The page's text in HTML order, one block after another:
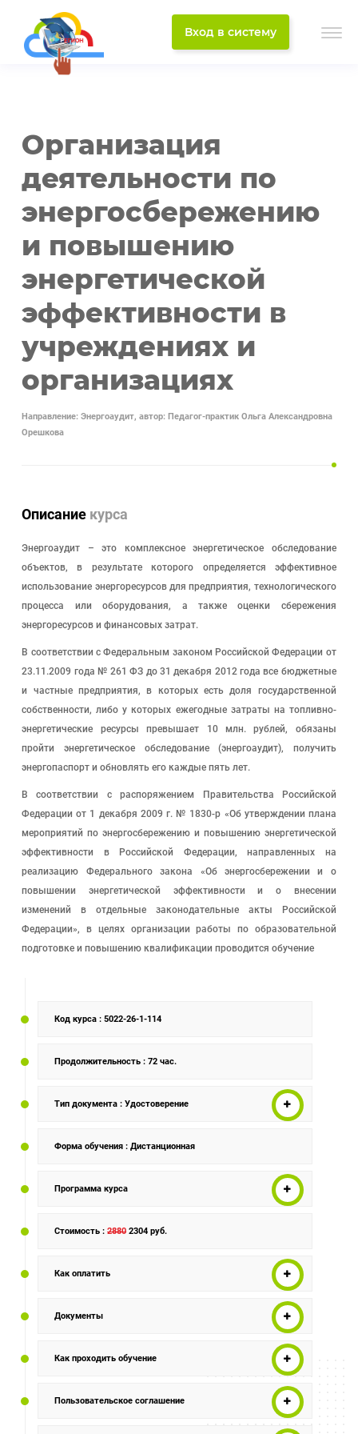
Вход в систему
Организация
деятельности по
энергосбережению
и повышению
энергетической
эффективности в
учреждениях и
организациях
Направление: Энергоаудит, автор: Педагог-практик Ольга Александровна
Орешкова
Описание курса
Энергоаудит – это комплексное энергетическое обследование
объектов, в результате которого определяется эффективное
использование энергоресурсов для предприятия, технологического
процесса или оборудования, а также оценки сбережения
энергоресурсов и финансовых затрат.
В соответствии с Федеральным законом Российской Федерации от
23.11.2009 года № 261 ФЗ до 31 декабря 2012 года все бюджетные
и частные предприятия, в которых есть доля государственной
собственности, либо у которых ежегодные затраты на топливно-
энергетические ресурсы превышает 10 млн. рублей, обязаны
пройти энергетическое обследование (энергоаудит), получить
энергопаспорт и обновлять его каждые пять лет.
В соответствии с распоряжением Правительства Российской
Федерации от 1 декабря 2009 г. № 1830-р «Об утверждении плана
мероприятий по энергосбережению и повышению энергетической
эффективности в Российской Федерации, направленных на
реализацию Федерального закона «Об энергосбережении и о
повышении энергетической эффективности и о внесении
изменений в отдельные законодательные акты Российской
Федерации», в целях организации работы по образовательной
подготовке и повышению квалификации проводится обучение
Код курса: 5022-26-1-114
Продолжительность: 72 час.
Тип документа: Удостоверение
Форма обучения: Дистанционная
Программа курса
Стоимость:28802304 руб.
Как оплатить
Документы
Как проходить обучение
Пользовательское соглашение